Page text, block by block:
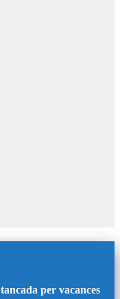
tancada per vacances